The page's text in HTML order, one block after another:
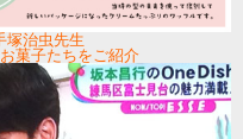
塚治虫先生
菓子たちをご紹介